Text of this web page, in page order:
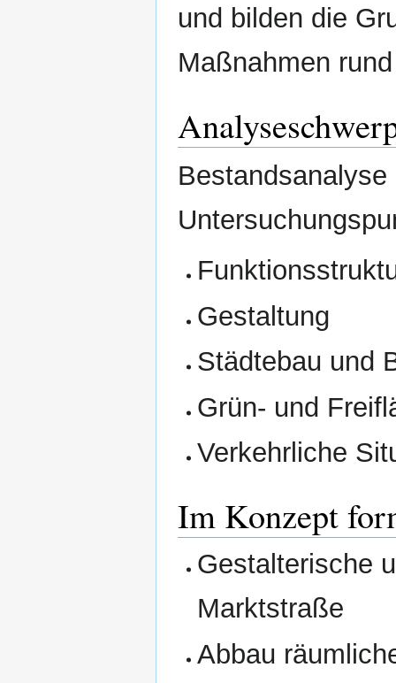
und bilden die
Maßnahmen
Gestaltung
Städtebau und
Grün- und
Verkehrliche
Im Konzept
Gestalterische
Marktstraße
Abbau